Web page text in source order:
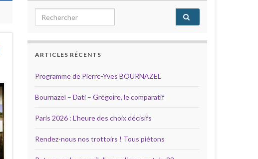
Search for:
ARTICLES RÉCENTS
Programme de Pierre-Yves BOURNAZEL
Bournazel – Dati – Grégoire, le comparatif
Paris 2026 : L’heure des choix décisifs
Rendez-nous nos trottoirs ! Tous piétons